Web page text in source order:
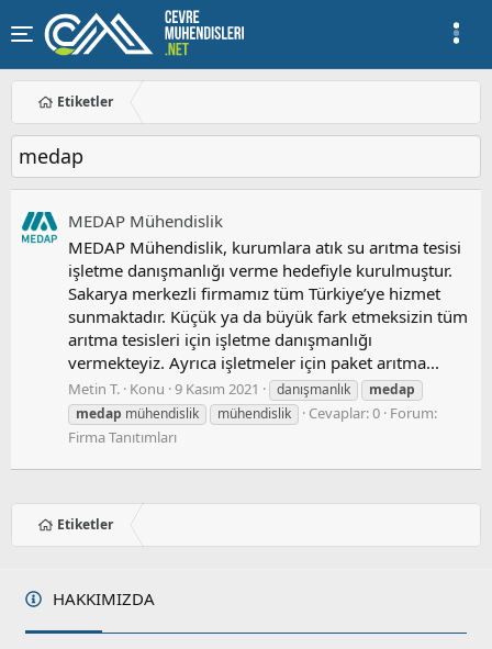
Etiketler
medap
MEDAP Mühendislik
MEDAP Mühendislik, kurumlara atık su arıtma tesisi
işletme danışmanlığı verme hedefiyle kurulmuştur.
Sakarya merkezli firmamız tüm Türkiye’ye hizmet
sunmaktadır. Küçük ya da büyük fark etmeksizin tüm
arıtma tesisleri için işletme danışmanlığı
vermekteyiz. Ayrıca işletmeler için paket arıtma...
Metin T. Konu 9 Kasım 2021 danışmanlık
medap
medap mühendislik mühendislik Cevaplar: 0 Forum:
Firma Tanıtımları
Etiketler
HAKKIMIZDA